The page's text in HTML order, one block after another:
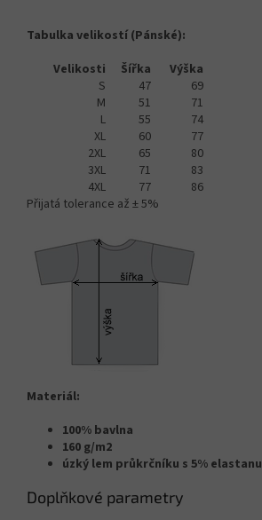
Tabulka velikostí (Pánské):
Velikosti
Šířka
Výška
S
47
69
M
51
71
L
55
74
XL
60
77
2XL
65
80
3XL
71
83
4XL
77
86
Přijatá tolerance až ± 5%
Materiál:
100% bavlna
160 g/m2
úzký lem průkrčníku s 5% elastanu
Doplňkové parametry